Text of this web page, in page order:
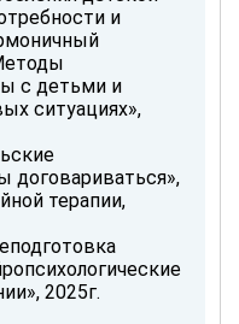
и
с детьми и
ситуациях»,
договариваться»,
терапии,
2025г.